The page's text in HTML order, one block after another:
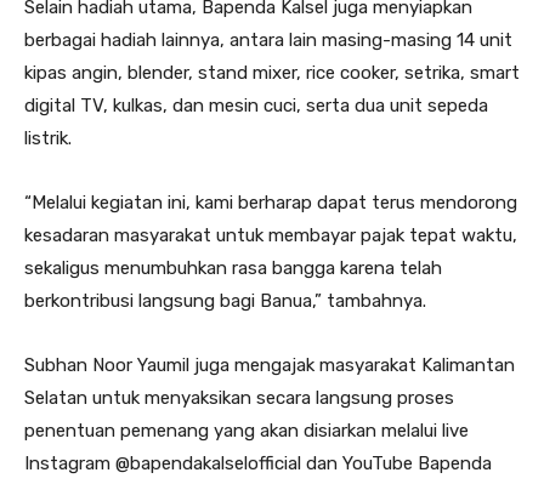
Selain hadiah utama, Bapenda Kalsel juga menyiapkan
berbagai hadiah lainnya, antara lain masing-masing 14 unit
kipas angin, blender, stand mixer, rice cooker, setrika, smart
digital TV, kulkas, dan mesin cuci, serta dua unit sepeda
listrik.
“Melalui kegiatan ini, kami berharap dapat terus mendorong
kesadaran masyarakat untuk membayar pajak tepat waktu,
sekaligus menumbuhkan rasa bangga karena telah
berkontribusi langsung bagi Banua,” tambahnya.
Subhan Noor Yaumil juga mengajak masyarakat Kalimantan
Selatan untuk menyaksikan secara langsung proses
penentuan pemenang yang akan disiarkan melalui live
Instagram @bapendakalselofficial dan YouTube Bapenda